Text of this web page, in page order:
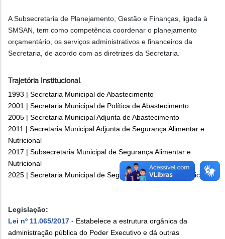
A Subsecretaria de Planejamento, Gestão e Finanças, ligada à
SMSAN, tem como competência coordenar o planejamento
orçamentário, os serviços administrativos e financeiros da
Secretaria, de acordo com as diretrizes da Secretaria.
Trajetória Institucional
1993 | Secretaria Municipal de Abastecimento
2001 | Secretaria Municipal de Política de Abastecimento
2005 | Secretaria Municipal Adjunta de Abastecimento
2011 | Secretaria Municipal Adjunta de Segurança Alimentar e
Nutricional
2017 | Subsecretaria Municipal de Segurança Alimentar e
Nutricional
2025 | Secretaria Municipal de Segurança Alimentar e Nutricional
Legislação:
Lei nº 11.065/2017 - Estabelece a estrutura orgânica da
administração pública do Poder Executivo e dá outras